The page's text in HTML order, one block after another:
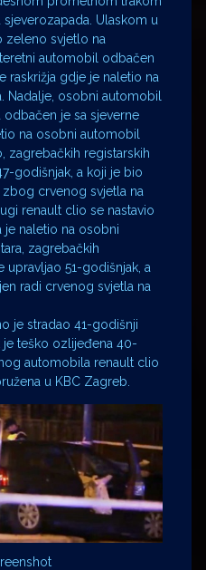
Ulaskom u
zeleno svjetlo na
automobil odbačen
raskrižja gdje je naletio na
Nadalje, osobni automobil
je sa sjeverne
na osobni automobil
zagrebačkih registarskih
godišnjak, a koji je bio
zbog crvenog svjetla na
renault clio se nastavio
je naletio na osobni
zagrebačkih
upravljao 51-godišnjak, a
radi crvenog svjetla na
je stradao 41-godišnji
teško ozlijeđena 40-
automobila renault clio
u KBC Zagreb.